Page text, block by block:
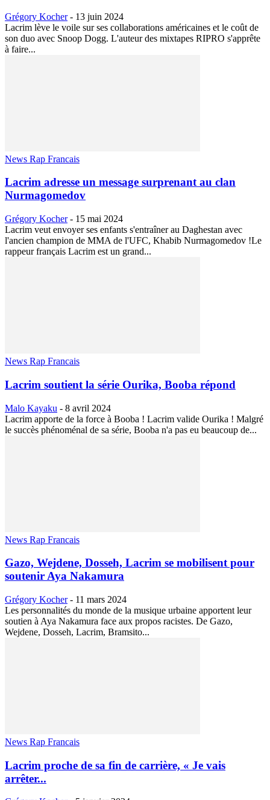
Grégory Kocher - 13 juin 2024
Lacrim lève le voile sur ses collaborations américaines et le coût de
son duo avec Snoop Dogg. L'auteur des mixtapes RIPRO s'apprête
à faire...
News Rap Francais
Lacrim adresse un message surprenant au clan
Nurmagomedov
Grégory Kocher - 15 mai 2024
Lacrim veut envoyer ses enfants s'entraîner au Daghestan avec
l'ancien champion de MMA de l'UFC, Khabib Nurmagomedov !Le
rappeur français Lacrim est un grand...
News Rap Francais
Lacrim soutient la série Ourika, Booba répond
Malo Kayaku - 8 avril 2024
Lacrim apporte de la force à Booba ! Lacrim valide Ourika ! Malgré
le succès phénoménal de sa série, Booba n'a pas eu beaucoup de...
News Rap Francais
Gazo, Wejdene, Dosseh, Lacrim se mobilisent pour
soutenir Aya Nakamura
Grégory Kocher - 11 mars 2024
Les personnalités du monde de la musique urbaine apportent leur
soutien à Aya Nakamura face aux propos racistes. De Gazo,
Wejdene, Dosseh, Lacrim, Bramsito...
News Rap Francais
Lacrim proche de sa fin de carrière, « Je vais
arrêter...